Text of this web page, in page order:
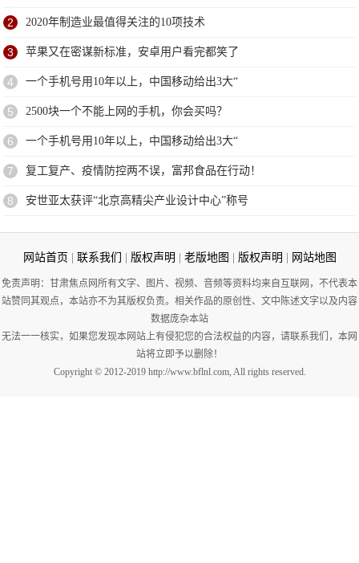
2 2020年制造业最值得关注的10项技术
3 苹果又在密谋新标准，安卓用户看完都笑了
4 一个手机号用10年以上，中国移动给出3大“
5 2500块一个不能上网的手机，你会买吗？
6 一个手机号用10年以上，中国移动给出3大“
7 复工复产、疫情防控两不误，富邦食品在行动！
8 安世亚太获评“北京高精尖产业设计中心”称号
网站首页 联系我们 版权声明 老版地图 版权声明 网站地图
免责声明：甘肃焦点网所有文字、图片、视频、音频等资料均来自互联网，不代表本
站赞同其观点，本站亦不为其版权负责。相关作品的原创性、文中陈述文字以及内容
数据庞杂本站
无法一一核实，如果您发现本网站上有侵犯您的合法权益的内容，请联系我们，本网
站将立即予以删除！
Copyright © 2012-2019 http://www.bflnl.com, All rights reserved.